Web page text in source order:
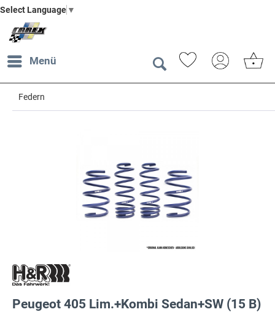
Select Language ▼
Menü
Federn
Peugeot 405 Lim.+Kombi Sedan+SW (15 B)